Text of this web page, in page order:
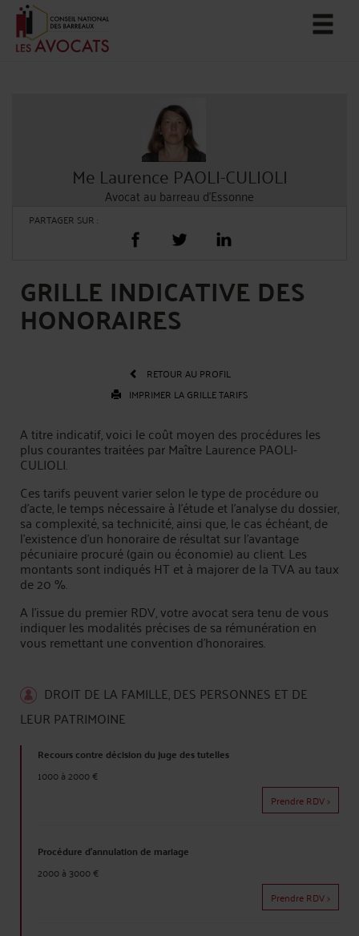
Me Laurence PAOLI-CULIOLI
Avocat au barreau d'Essonne
PARTAGER SUR :
GRILLE INDICATIVE DES
HONORAIRES
RETOUR AU PROFIL
IMPRIMER LA GRILLE TARIFS
A titre indicatif, voici le coût moyen des procédures les
plus courantes traitées par Maître Laurence PAOLI-
CULIOLI.
Ces tarifs peuvent varier selon le type de procédure ou
d'acte, le temps nécessaire à l'étude et l'analyse du dossier,
sa complexité, sa technicité, ainsi que, le cas échéant, de
l’existence d’un honoraire de résultat sur l’avantage
pécuniaire procuré (gain ou économie) au client. Les
montants sont indiqués HT et à majorer de la TVA au taux
de 20 %.
A l’issue du premier RDV, votre avocat sera tenu de vous
indiquer les modalités précises de sa rémunération en
vous remettant une convention d'honoraires.
DROIT DE LA FAMILLE, DES PERSONNES ET DE
LEUR PATRIMOINE
Recours contre décision du juge des tutelles
1000 à 2000 €
Prendre RDV >
Procédure d'annulation de mariage
2000 à 3000 €
Prendre RDV >